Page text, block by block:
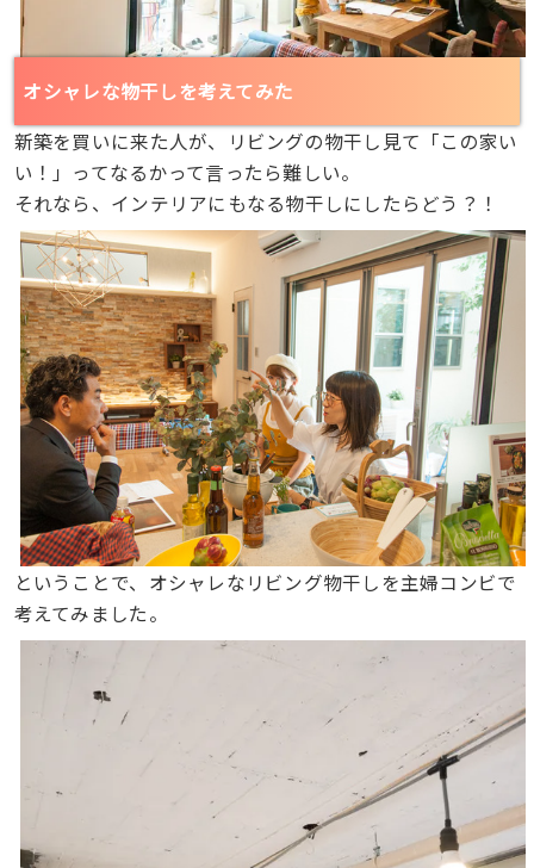
オシャレな物干しを考えてみた
新築を買いに来た人が、リビングの物干し見て「この家い
い！」ってなるかって言ったら難しい。
それなら、インテリアにもなる物干しにしたらどう？！
ということで、オシャレなリビング物干しを主婦コンビで
考えてみました。